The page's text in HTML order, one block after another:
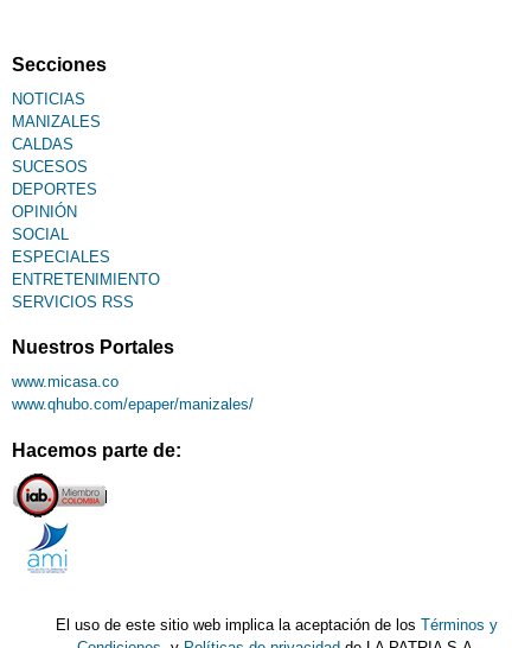
Secciones
NOTICIAS
MANIZALES
CALDAS
SUCESOS
DEPORTES
OPINIÓN
SOCIAL
ESPECIALES
ENTRETENIMIENTO
SERVICIOS RSS
Nuestros Portales
www.micasa.co
www.qhubo.com/epaper/manizales/
Hacemos parte de:
El uso de este sitio web implica la aceptación de losTérminos y